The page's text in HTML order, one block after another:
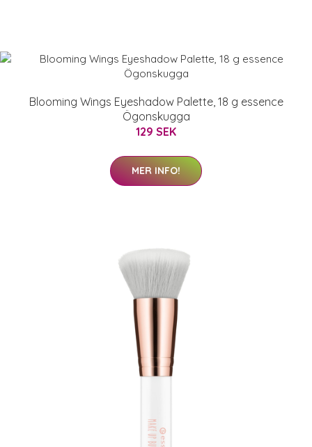
Blooming Wings Eyeshadow Palette, 18 g essence
Ögonskugga
129 SEK
MER INFO!